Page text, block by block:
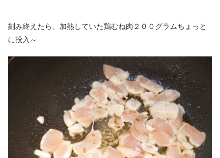
刻み終えたら、加熱していた鶏むね肉２００グラムちょっと
に投入～